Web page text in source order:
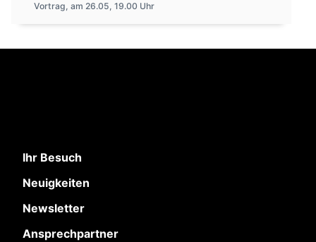
Vortrag, am 26.05, 19.00 Uhr
Ihr Besuch
Neuigkeiten
Newsletter
Ansprechpartner